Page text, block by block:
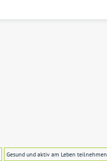
Gesund und aktiv am Leben teilnehmen